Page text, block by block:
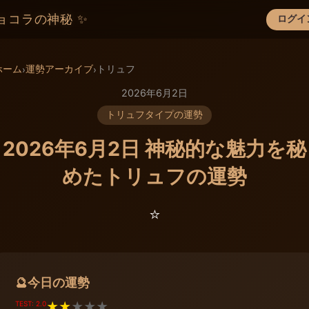
コラの神秘 ✨ ログイ
×
ーム›運勢アーカイブ› トリュフ
2026年6月2日
トリュフタイプの運勢
2026年6月2日 神秘的な魅力を秘
めたトリュフの運勢
⭐️
🔮今日の運勢
TEST: 2.0